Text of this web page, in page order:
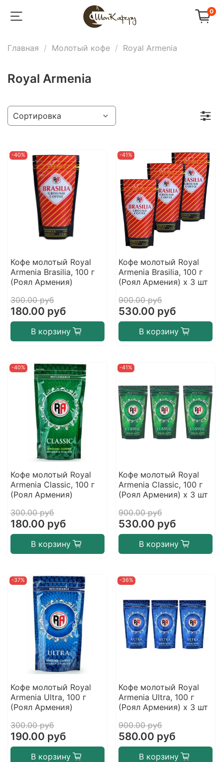
0
Главная Молотый кофе Royal Armenia
Royal Armenia
-40%
Кофе молотый Royal
Armenia Brasilia, 100 г
(Роял Армения)
300.00 руб
180.00 руб
В корзину
-41%
Кофе молотый Royal
Armenia Brasilia, 100 г
(Роял Армения) х 3 шт
900.00 руб
530.00 руб
В корзину
-40%
Кофе молотый Royal
Armenia Classic, 100 г
(Роял Армения)
300.00 руб
180.00 руб
В корзину
-41%
Кофе молотый Royal
Armenia Classic, 100 г
(Роял Армения) х 3 шт
900.00 руб
530.00 руб
В корзину
-37%
Кофе молотый Royal
Armenia Ultra, 100 г
(Роял Армения)
300.00 руб
190.00 руб
В корзину
-36%
Кофе молотый Royal
Armenia Ultra, 100 г
(Роял Армения) х 3 шт
900.00 руб
580.00 руб
В корзину